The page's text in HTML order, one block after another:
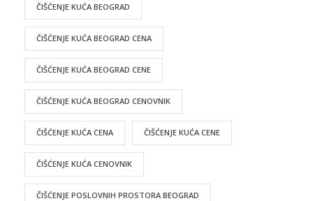
ČIŠĆENJE KUĆA BEOGRAD
ČIŠĆENJE KUĆA BEOGRAD CENA
ČIŠĆENJE KUĆA BEOGRAD CENE
ČIŠĆENJE KUĆA BEOGRAD CENOVNIK
ČIŠĆENJE KUĆA CENA ČIŠĆENJE KUĆA CENE
ČIŠĆENJE KUĆA CENOVNIK
ČIŠĆENJE POSLOVNIH PROSTORA BEOGRAD